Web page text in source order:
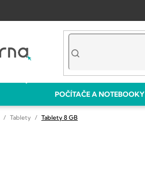
POČÍTAČE A NOTEBOOKY
Tablety Tablety 8 GB